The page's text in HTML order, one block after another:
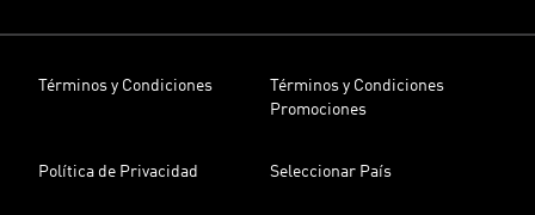
Términos y Condiciones
Términos y Condiciones
Promociones
Política de Privacidad Seleccionar País